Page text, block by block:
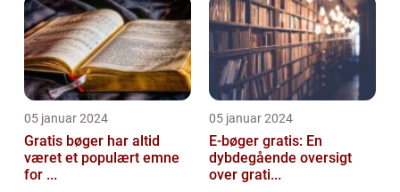
05 januar 2024
Gratis bøger har altid
været et populært emne
for ...
05 januar 2024
E-bøger gratis: En
dybdegående oversigt
over grati...